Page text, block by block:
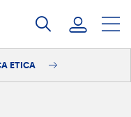
ETICA